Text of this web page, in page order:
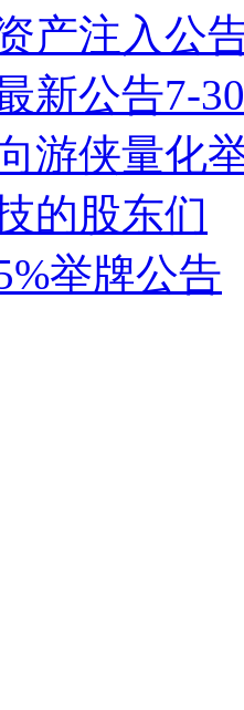
产注入公
新公告7-30
游侠量化
的股东们
举牌公告